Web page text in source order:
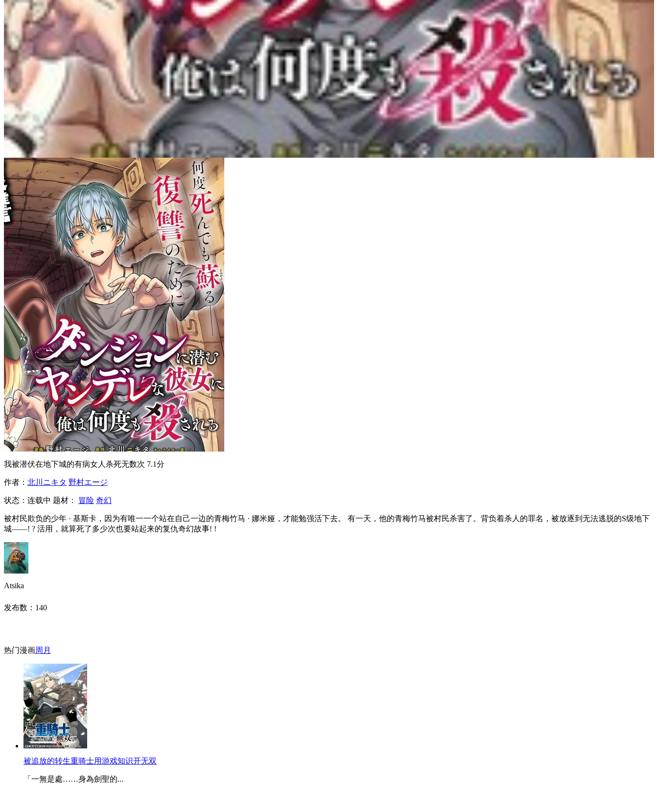
我被潜伏在地下城的有病女人杀死无数次 7.1分
作者： 北川ニキタ 野村エージ
状态： 连载中 题材： 冒险 奇幻
被村民欺负的少年 · 基斯卡，因为有唯一一个站在自己一边的青梅竹马 · 娜米娅，才能勉强活下去。 有一天，他的青梅竹马被村民杀害了。背负着杀人的罪名，被放逐到无法逃脱的S级地下
城——! ? 活用，就算死了多少次也要站起来的复仇奇幻故事! !
Atsika
发布数： 140
热门漫画周 月
被追放的转生重骑士用游戏知识开无双
「一無是處……身為劍聖的...